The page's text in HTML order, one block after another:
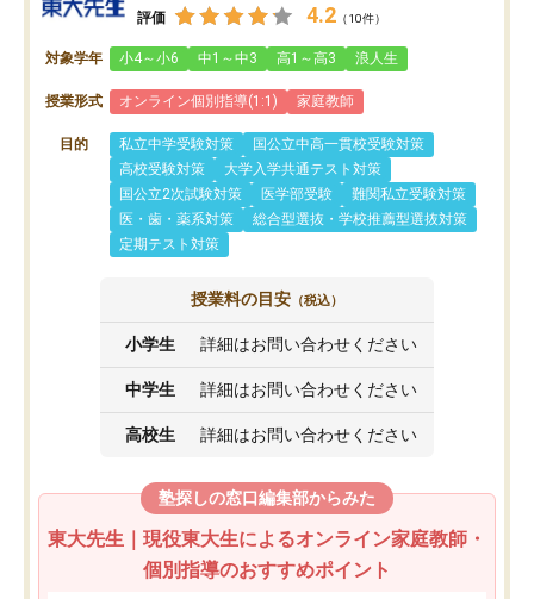
評価 4.2 （10件）
対象学年 小4～小6 中1～中3 高1～高3 浪人生
授業形式 オンライン個別指導(1:1) 家庭教師
目的 私立中学受験対策
国公立中高一貫校受験対策
高校受験対策
大学入学共通テスト対策
国公立2次試験対策
医学部受験
難関私立受験対策
医・歯・薬系対策
総合型選抜・学校推薦型選抜対策
定期テスト対策
授業料の目安 （税込）
小学生 詳細はお問い合わせください
中学生 詳細はお問い合わせください
高校生 詳細はお問い合わせください
塾探しの窓口編集部からみた
東大先生｜現役東大生によるオンライン家庭教師・
個別指導のおすすめポイント